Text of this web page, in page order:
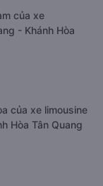
của xe
- Khánh Hòa
của xe limousine
Hòa Tân Quang